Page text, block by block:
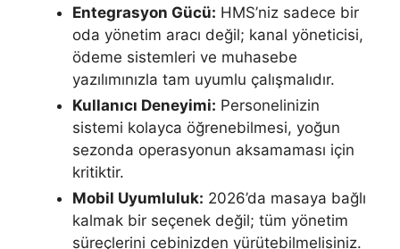
Entegrasyon Gücü: HMS’niz sadece bir
oda yönetim aracı değil; kanal yöneticisi,
ödeme sistemleri ve muhasebe
yazılımınızla tam uyumlu çalışmalıdır.
Kullanıcı Deneyimi: Personelinizin
sistemi kolayca öğrenebilmesi, yoğun
sezonda operasyonun aksamaması için
kritiktir.
Mobil Uyumluluk: 2026’da masaya bağlı
kalmak bir seçenek değil; tüm yönetim
süreçlerini cebinizden yürütebilmelisiniz.